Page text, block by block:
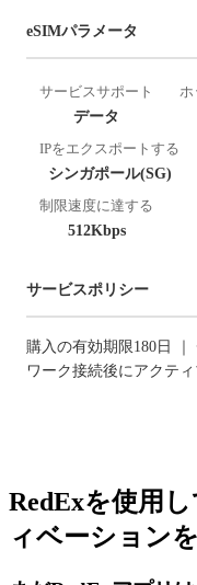
eSIMパラメータ
サービスサポート
データ
ホ
IPをエクスポートする
シンガポール(SG)
制限速度に達する
512Kbps
サービスポリシー
購入の有効期限180日
ワーク接続後にアクテ
RedExを使用
ィベーション